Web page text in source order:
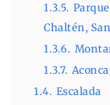
1.3.5.
Chaltén,
1.3.6.
1.3.7.
1.4. Escalada